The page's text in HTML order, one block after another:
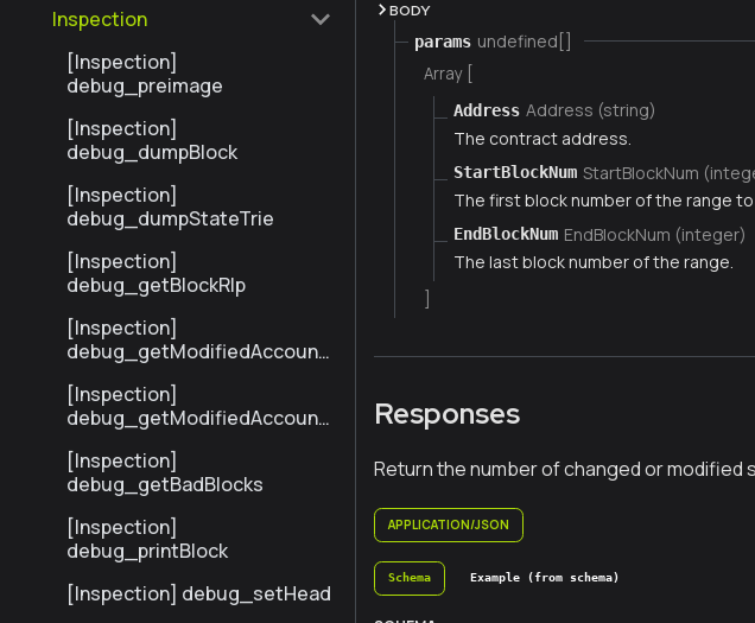
Inspection
[Inspection]
debug_preimage
[Inspection]
debug_dumpBlock
[Inspection]
debug_dumpStateTrie
[Inspection]
debug_getBlockRlp
[Inspection]
debug_getModifiedAccount
[Inspection]
debug_getModifiedAccount
[Inspection]
debug_getBadBlocks
[Inspection]
debug_printBlock
[Inspection] debug_setHead
BODY
params undefined[]
Array [
Address Address (string)
The contract address.
StartBlockNum StartBlockNum
The first block number of the range
EndBlockNum EndBlockNum (integer)
The last block number of the range.
Responses
Return the number of changed or modified
APPLICATION/JSON
Schema Example (from schema)